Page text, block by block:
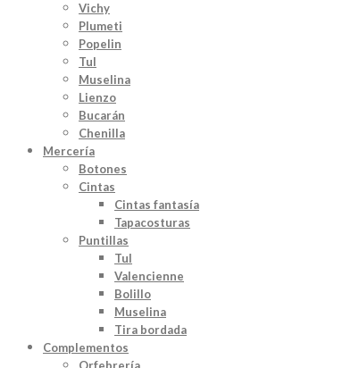
Vichy
Plumeti
Popelin
Tul
Muselina
Lienzo
Bucarán
Chenilla
Mercería
Botones
Cintas
Cintas fantasía
Tapacosturas
Puntillas
Tul
Valencienne
Bolillo
Muselina
Tira bordada
Complementos